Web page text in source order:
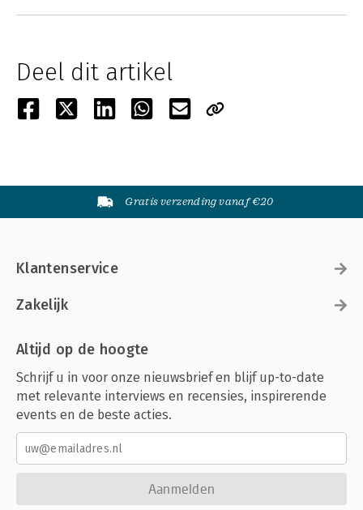
Deel dit artikel
Gratis verzending vanaf €20
Klantenservice
Zakelijk
Altijd op de hoogte
Schrijf u in voor onze nieuwsbrief en blijf up-to-date
met relevante interviews en recensies, inspirerende
events en de beste acties.
Aanmelden